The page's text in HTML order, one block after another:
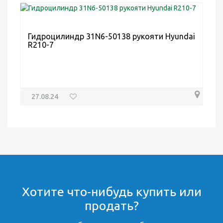
Гидроцилиндр 31N6-50138 рукояти Hyundai
R210-7
27.08.24
Хотите что-нибудь купить или
продать?